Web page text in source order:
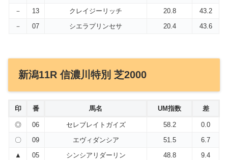
－
13 クレイジーリッチ 20.8
43.2
－
07 シエラプリンセサ 20.4 43.6
新潟11R 信濃川特別 芝2000
印 番 馬名 UM指数 差
◎ 06 セレブレイトガイズ 58.2
0.0
〇
09 エヴィダンシア 51.5
6.7
▲
05 シンシアリダーリン 48.8
9.4